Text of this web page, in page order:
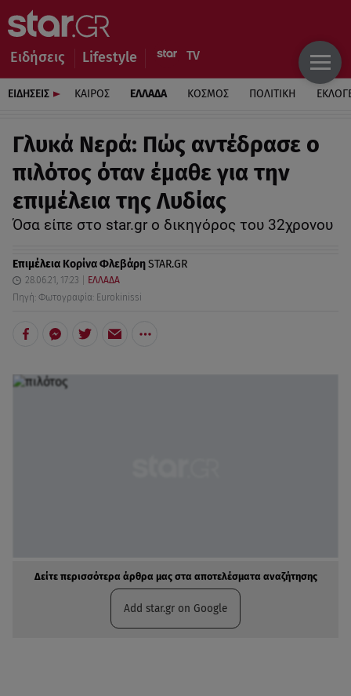
Ειδήσεις Lifestyle
ΕΙΔΗΣΕΙΣ ΚΑΙΡΟΣ ΕΛΛΑΔΑ ΚΟΣΜΟΣ ΠΟΛΙΤΙΚΗ
Γλυκά Νερά: Πώς αντέδρασε ο
πιλότος όταν έμαθε για την
επιμέλεια της Λυδίας
Όσα είπε στο star.gr ο δικηγόρος του 32χρονου
Επιμέλεια Κορίνα ΦλεβάρηSTAR.GR
28.06.21, 17:23
ΕΛΛΑΔΑ
Πηγή: Φωτογραφία: Eurokinissi
Δείτε περισσότερα άρθρα μας στα αποτελέσματα αναζήτησης
Add star.gr on Google